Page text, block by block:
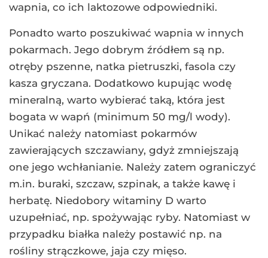
wapnia, co ich laktozowe odpowiedniki.
Ponadto warto poszukiwać wapnia w innych
pokarmach. Jego dobrym źródłem są np.
otręby pszenne, natka pietruszki, fasola czy
kasza gryczana. Dodatkowo kupując wodę
mineralną, warto wybierać taką, która jest
bogata w wapń (minimum 50 mg/l wody).
Unikać należy natomiast pokarmów
zawierających szczawiany, gdyż zmniejszają
one jego wchłanianie. Należy zatem ograniczyć
m.in. buraki, szczaw, szpinak, a także kawę i
herbatę. Niedobory witaminy D warto
uzupełniać, np. spożywając ryby. Natomiast w
przypadku białka należy postawić np. na
rośliny strączkowe, jaja czy mięso.